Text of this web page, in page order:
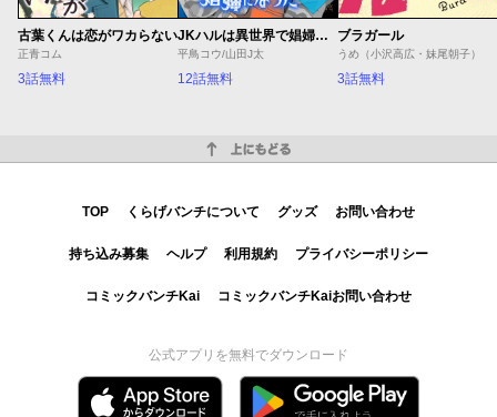
古葉くんは恋がワカらない
正青コム
3話無料
JKハルは異世界で娼婦になった Winter
平鳥コウ/山田J太
12話無料
ブラガール
うめ（小沢高広・妹尾朝子）
3話無料
TOP くらげバンチについて グッズ お問い合わせ
持ち込み募集 ヘルプ 利用規約 プライバシーポリシー
コミックバンチKai コミックバンチKaiお問い合わせ
公式アプリを無料でダウンロード